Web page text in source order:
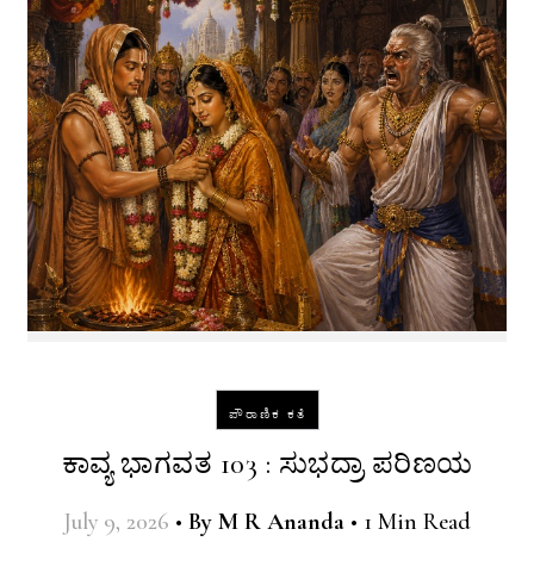
ಪೌರಾಣಿಕ ಕತೆ
ಕಾವ್ಯ ಭಾಗವತ 103 : ಸುಭದ್ರಾ ಪರಿಣಯ
July 9, 2026 • By M R Ananda • 1 Min Read